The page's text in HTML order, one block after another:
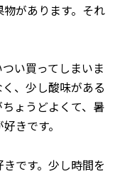
があります。それ
い買ってしまいま
、少し酸味がある
ょうどよくて、暑
きです。
です。少し時間を